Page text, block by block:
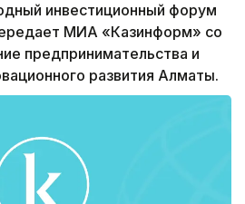
инвестиционный форум
МИА «Казинформ» со
предпринимательства и
развития Алматы.